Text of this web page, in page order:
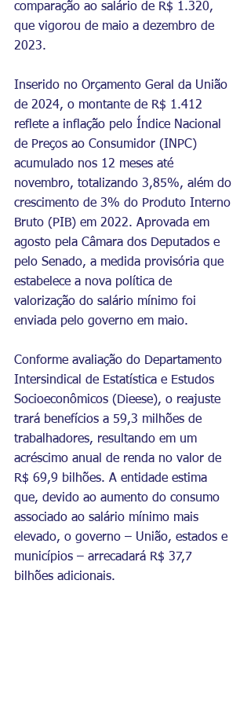
comparação ao salário de R$ 1.320,
que vigorou de maio a dezembro de
2023.
Inserido no Orçamento Geral da União
de 2024, o montante de R$ 1.412
reflete a inflação pelo Índice Nacional
de Preços ao Consumidor (INPC)
acumulado nos 12 meses até
novembro, totalizando 3,85%, além do
crescimento de 3% do Produto Interno
Bruto (PIB) em 2022. Aprovada em
agosto pela Câmara dos Deputados e
pelo Senado, a medida provisória que
estabelece a nova política de
valorização do salário mínimo foi
enviada pelo governo em maio.
Conforme avaliação do Departamento
Intersindical de Estatística e Estudos
Socioeconômicos (Dieese), o reajuste
trará benefícios a 59,3 milhões de
trabalhadores, resultando em um
acréscimo anual de renda no valor de
R$ 69,9 bilhões. A entidade estima
que, devido ao aumento do consumo
associado ao salário mínimo mais
elevado, o governo – União, estados e
municípios – arrecadará R$ 37,7
bilhões adicionais.